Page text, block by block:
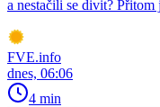
a nestačili se divit? Přitom
FVE.info
dnes, 06:06
4 min